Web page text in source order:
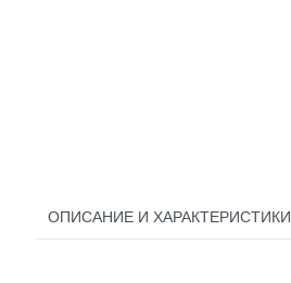
ОПИСАНИЕ И ХАРАКТЕРИСТИКИ